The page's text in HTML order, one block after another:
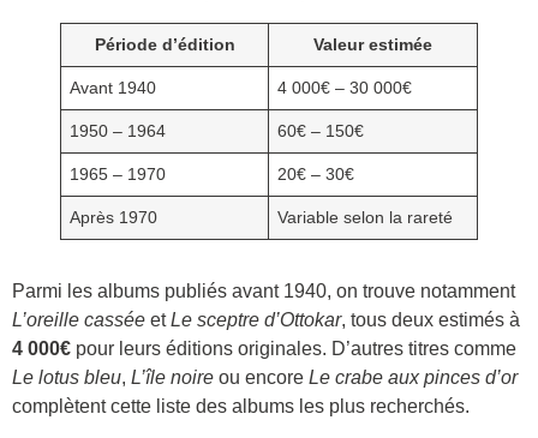
Période d’édition Valeur estimée
Avant 1940 4 000€ – 30 000€
1950 – 1964 60€ – 150€
1965 – 1970 20€ – 30€
Après 1970 Variable selon la rareté
Parmi les albums publiés avant 1940, on trouve notamment
L’oreille cassée etLe sceptre d’Ottokar, tous deux estimés à
4 000€ pour leurs éditions originales. D’autres titres comme
Le lotus bleu, L’île noire ou encore Le crabe aux pinces d’or
complètent cette liste des albums les plus recherchés.